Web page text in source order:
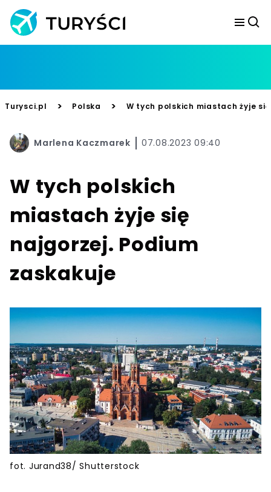
Turysci.pl > Polska > W tych polskich miastach żyje
Marlena Kaczmarek 07.08.2023 09:40
W tych polskich
miastach żyje się
najgorzej. Podium
zaskakuje
fot. Jurand38/ Shutterstock